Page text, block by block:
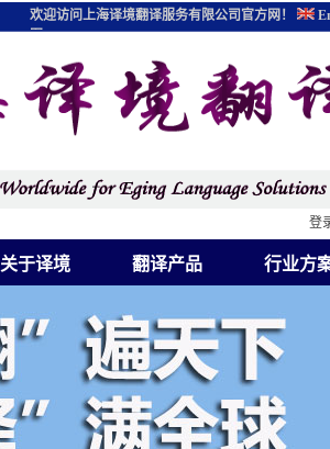
关于译境 翻译产品 行业方
登
欢迎访问上海译境翻译服务有限公司官方网！
图